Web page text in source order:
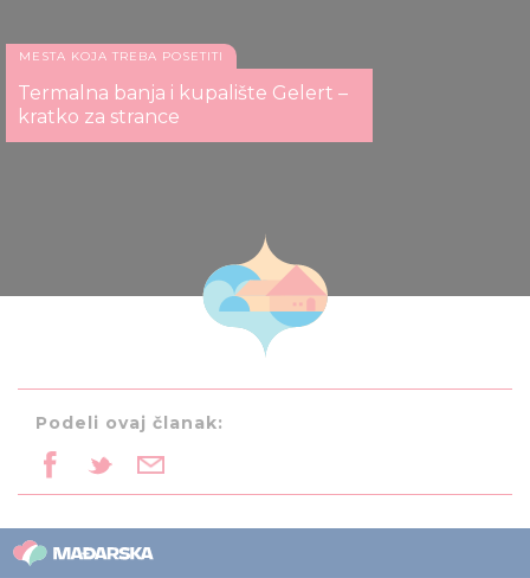
MESTA KOJA TREBA POSETITI
Termalna banja i kupalište Gelert –
kratko za strance
Podeli ovaj članak: